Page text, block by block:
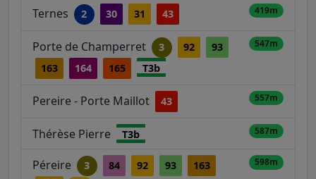
Ternes 2 30 31 43 419m
Porte de Champerret 3 92
93
163
164 165 T3b
547m
Pereire - Porte Maillot 43 557m
Thérèse Pierre T3b 587m
Péreire 3 84 92 93
163
598m